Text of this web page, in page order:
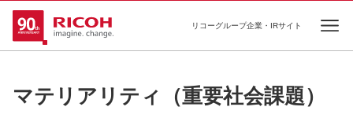
リコーグループ企業・IRサイト
マテリアリティ（重要社会課題）